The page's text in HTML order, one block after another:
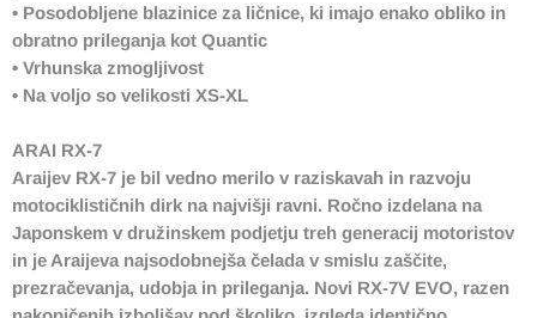
• Posodobljene blazinice za ličnice, ki imajo enako obliko in
obratno prileganja kot Quantic
• Vrhunska zmogljivost
• Na voljo so velikosti XS-XL
ARAI RX-7
Araijev RX-7 je bil vedno merilo v raziskavah in razvoju
motociklističnih dirk na najvišji ravni. Ročno izdelana na
Japonskem v družinskem podjetju treh generacij motoristov
in je Araijeva najsodobnejša čelada v smislu zaščite,
prezračevanja, udobja in prileganja. Novi RX-7V EVO, razen